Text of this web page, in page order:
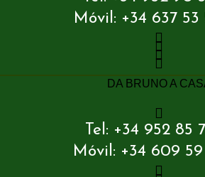
Móvil: +34 637 53
DA BRUNO A
Tel: +34 952 85
Móvil: +34 609 59